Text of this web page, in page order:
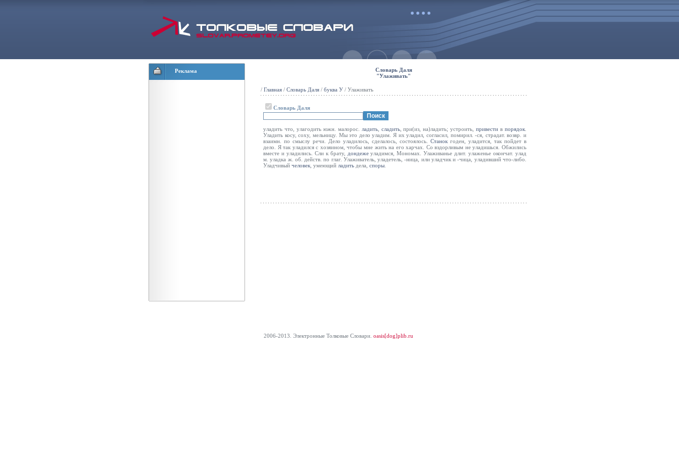
Реклама
Словарь Даля
"Улаживать"
/ Главная / Словарь Даля / буква У / Улаживать
Словарь Даля
уладить что, улагодить южн. малорос. ладить, сладить, при(из, на)ладить; устроить,привести впорядок
Уладить косу, соху, мельницу. Мы это дело уладим. Я их уладил, согласил, помирил. -ся, страдат. возвр. и
взаимн. по смыслу речи. Дело уладилось, сделалось, состоялось. Станок годен, уладится, так пойдет в
дело. Я так уладился с хозяином, чтобы мне жить на его харчах. Со вздорливым не уладишься. Обжились
вместе и уладились. Сли к брату, дондежеуладимся, Мономах. Улаживанье длит. улаженье окончат. улад
м. уладка ж. об. действ. по глаг. Улаживатель, уладетель, -ница, или уладчик и -чица, уладивший что-либо.
Уладчивый человек , умеющий ладить дела, споры
2006-2013. Электронные Толковые Cловари. oasis[dog]plib.ru